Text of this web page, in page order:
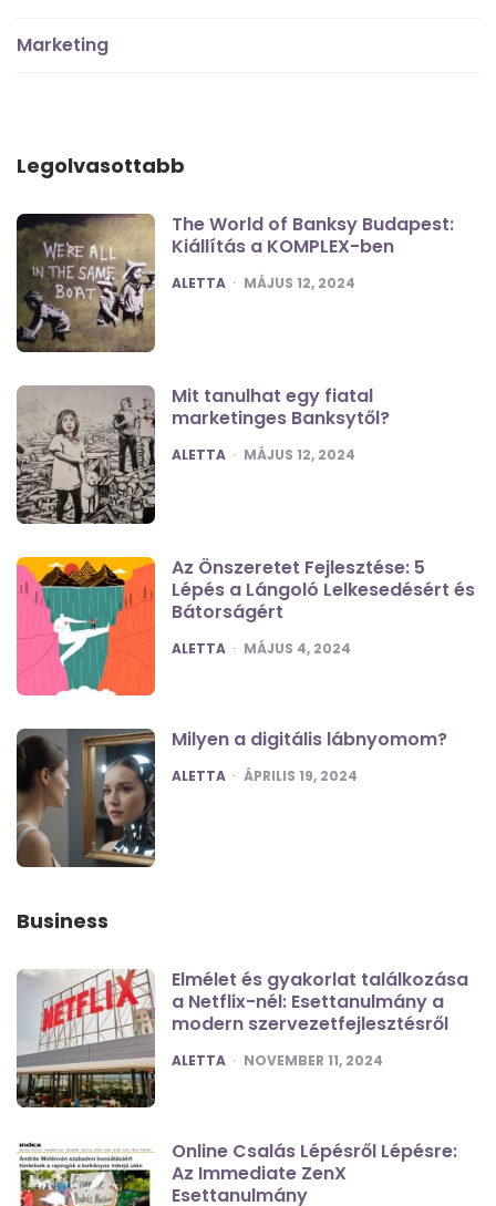
Marketing
Legolvasottabb
The World of Banksy Budapest:
Kiállítás a KOMPLEX-ben
POSTED
ALETTA MÁJUS 12, 2024
Mit tanulhat egy fiatal
marketinges Banksytől?
POSTED
ALETTA MÁJUS 12, 2024
Az Önszeretet Fejlesztése: 5
Lépés a Lángoló Lelkesedésért és
Bátorságért
POSTED
ALETTA MÁJUS 4, 2024
Milyen a digitális lábnyomom?
POSTED
ALETTA ÁPRILIS 19, 2024
Business
Elmélet és gyakorlat találkozása
a Netflix-nél: Esettanulmány a
modern szervezetfejlesztésről
POSTED
ALETTA NOVEMBER 11, 2024
Online Csalás Lépésről Lépésre:
Az Immediate ZenX
Esettanulmány